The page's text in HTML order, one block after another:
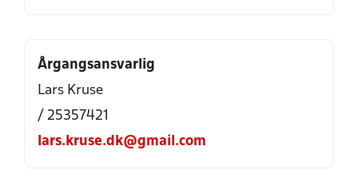
Årgangsansvarlig
Lars Kruse
/ 25357421
lars.kruse.dk@gmail.com